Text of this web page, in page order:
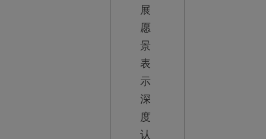
展
愿
景
表
示
深
度
认